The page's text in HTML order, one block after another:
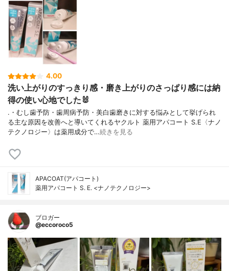
4.00
洗い上がりのすっきり感・磨き上がりのさっぱり感には納
得の使い心地でした🐰
.・むし歯予防・歯周病予防・美白歯磨きに対する悩みとして挙げられ
る主な原因を改善へと導いてくれるヤクルト 薬用アパコート S.E〈ナノ
テクノロジー〉は薬用成分で…続きを見る
APACOAT(アパコート)
薬用アパコート S. E. <ナノテクノロジー>
ブロガー
@eccoroco5